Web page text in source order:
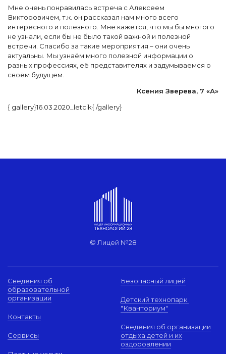
Мне очень понравилась встреча с Алексеем
Викторовичем, т.к. он рассказал нам много всего
интересного и полезного. Мне кажется, что мы бы многого
не узнали, если бы не было такой важной и полезной
встречи. Спасибо за такие мероприятия – они очень
актуальны. Мы узнаём много полезной информации о
разных профессиях, её представителях и задумываемся о
своём будущем.
Ксения Зверева, 7 «А»
{ gallery}16.03.2020_letcik{ /gallery}
© Лицей №28
Сведения об
образовательной
организации
Контакты
Сервисы
Безопасный лицей
Детский технопарк
"Кванториум"
Сведения об организации
отдыха детей и их
оздоровлении